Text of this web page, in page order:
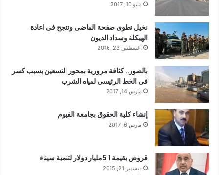
مايو 10, 2017
نخيل تطوى صفحة الماضى وتنجح فى اعادة
الهيكلة وسداد الديون
أغسطس 23, 2016
بالصور.. كثافة مرورية بمحور التسعين بسبب كسر
فى الخط الرئيسى لمياه الشرب
مارس 14, 2017
إنشاء كلية الحقوق بجامعة الفيوم
مارس 6, 2017
قروض بقيمة 1 5مليار دولار لتنمية سيناء
ديسمبر 21, 2015